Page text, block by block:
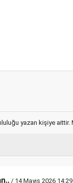
yazan kişiye
/ 14 Mayıs 2026 14:29